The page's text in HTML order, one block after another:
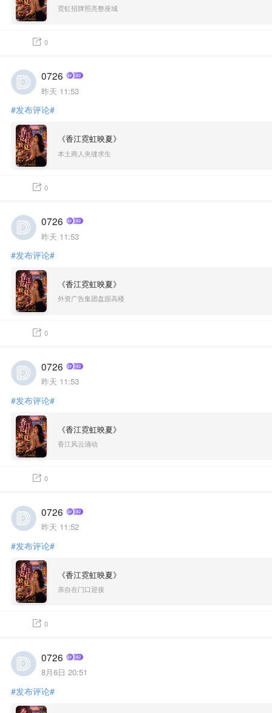
霓虹招牌照亮整座城
0
0726
昨天 11:53
#发布评论#
《香江霓虹映夏》
本土商人夹缝求生
0
0726
昨天 11:53
#发布评论#
《香江霓虹映夏》
外资广告集团盘踞高楼
0
0726
昨天 11:53
#发布评论#
《香江霓虹映夏》
香江风云涌动
0
0726
昨天 11:52
#发布评论#
《香江霓虹映夏》
亲自在门口迎接
0
0726
8月6日 20:51
#发布评论#